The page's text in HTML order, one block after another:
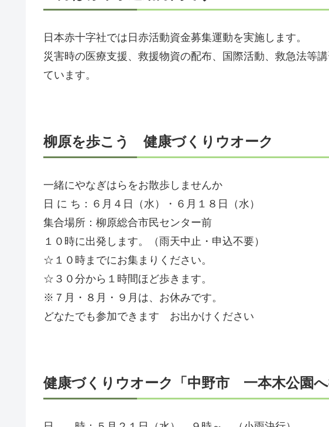
日本赤十字社では日赤活動資金募集運動を実施します。
災害時の医療支援、救援物資の配布、国際活動、救急法等
ています。
柳原を歩こう 健康づくりウオーク
一緒にやなぎはらをお散歩しませんか
日 に ち：６月４日（水）・６月１８日（水）
集合場所：柳原総合市民センター前
１０時に出発します。（雨天中止・申込不要）
☆１０時までにお集まりください。
☆３０分から１時間ほど歩きます。
※７月・８月・９月は、お休みです。
どなたでも参加できます お出かけください
健康づくりウオーク「中野市 一本木公園へ